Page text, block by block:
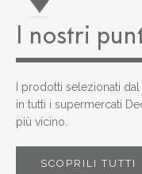
I nostri
I prodotti selezionati
in tutti i supermercati
più vicino.
SCOPRILI TUTTI